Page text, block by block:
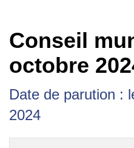
Conseil
octobre
Date de parution :
2024